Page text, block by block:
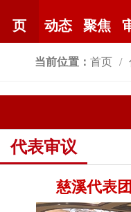
页 动态 聚焦
当前位置： 首页
代表审议
慈溪代表